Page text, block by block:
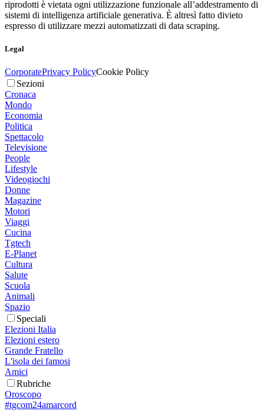
riprodotti è vietata ogni utilizzazione funzionale all’addestramento di
sistemi di intelligenza artificiale generativa. È altresì fatto divieto
espresso di utilizzare mezzi automatizzati di data scraping.
Legal
CorporatePrivacy PolicyCookie Policy
Sezioni
Cronaca
Mondo
Economia
Politica
Spettacolo
Televisione
People
Lifestyle
Videogiochi
Donne
Magazine
Motori
Viaggi
Cucina
Tgtech
E-Planet
Cultura
Salute
Scuola
Animali
Spazio
Speciali
Elezioni Italia
Elezioni estero
Grande Fratello
L'isola dei famosi
Amici
Rubriche
Oroscopo
#tgcom24amarcord